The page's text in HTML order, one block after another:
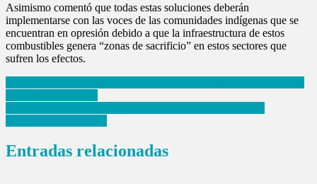
Asimismo comentó que todas estas soluciones deberán
implementarse con las voces de las comunidades indígenas que se
encuentran en opresión debido a que la infraestructura de estos
combustibles genera “zonas de sacrificio” en estos sectores que
sufren los efectos.
Navegación
de
entradas
Entradas relacionadas